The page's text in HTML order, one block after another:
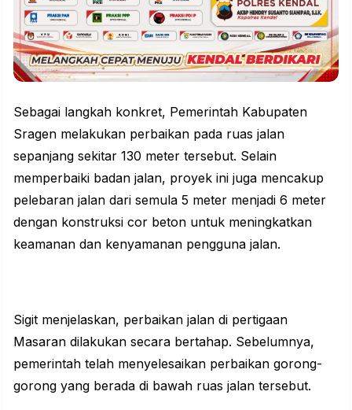
Sebagai langkah konkret, Pemerintah Kabupaten
Sragen melakukan perbaikan pada ruas jalan
sepanjang sekitar 130 meter tersebut. Selain
memperbaiki badan jalan, proyek ini juga mencakup
pelebaran jalan dari semula 5 meter menjadi 6 meter
dengan konstruksi cor beton untuk meningkatkan
keamanan dan kenyamanan pengguna jalan.
Sigit menjelaskan, perbaikan jalan di pertigaan
Masaran dilakukan secara bertahap. Sebelumnya,
pemerintah telah menyelesaikan perbaikan gorong-
gorong yang berada di bawah ruas jalan tersebut.